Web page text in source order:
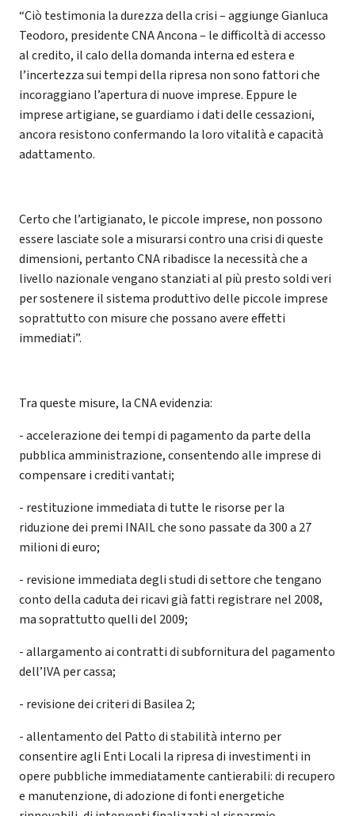
“Ciò testimonia la durezza della crisi – aggiunge Gianluca
Teodoro, presidente CNA Ancona – le difficoltà di accesso
al credito, il calo della domanda interna ed estera e
l’incertezza sui tempi della ripresa non sono fattori che
incoraggiano l’apertura di nuove imprese. Eppure le
imprese artigiane, se guardiamo i dati delle cessazioni,
ancora resistono confermando la loro vitalità e capacità
adattamento.
Certo che l’artigianato, le piccole imprese, non possono
essere lasciate sole a misurarsi contro una crisi di queste
dimensioni, pertanto CNA ribadisce la necessità che a
livello nazionale vengano stanziati al più presto soldi veri
per sostenere il sistema produttivo delle piccole imprese
soprattutto con misure che possano avere effetti
immediati”.
Tra queste misure, la CNA evidenzia:
- accelerazione dei tempi di pagamento da parte della
pubblica amministrazione, consentendo alle imprese di
compensare i crediti vantati;
- restituzione immediata di tutte le risorse per la
riduzione dei premi INAIL che sono passate da 300 a 27
milioni di euro;
- revisione immediata degli studi di settore che tengano
conto della caduta dei ricavi già fatti registrare nel 2008,
ma soprattutto quelli del 2009;
- allargamento ai contratti di subfornitura del pagamento
dell’IVA per cassa;
- revisione dei criteri di Basilea 2;
- allentamento del Patto di stabilità interno per
consentire agli Enti Locali la ripresa di investimenti in
opere pubbliche immediatamente cantierabili: di recupero
e manutenzione, di adozione di fonti energetiche